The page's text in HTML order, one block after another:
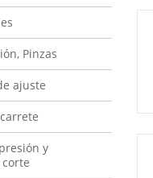
Pinzas
ajuste
y